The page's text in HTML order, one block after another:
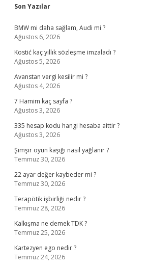
Sidebar
Son Yazılar
BMW mi daha sağlam, Audi mi ?
Ağustos 6, 2026
Kostić kaç yıllık sözleşme imzaladı ?
Ağustos 5, 2026
Avanstan vergi kesilir mi ?
Ağustos 4, 2026
7 Hamim kaç sayfa ?
Ağustos 3, 2026
335 hesap kodu hangi hesaba aittir ?
Ağustos 3, 2026
Şimşir oyun kaşığı nasıl yağlanır ?
Temmuz 30, 2026
22 ayar değer kaybeder mi ?
Temmuz 30, 2026
Terapötik işbirliği nedir ?
Temmuz 28, 2026
Kalkışma ne demek TDK ?
Temmuz 25, 2026
Kartezyen ego nedir ?
Temmuz 24, 2026